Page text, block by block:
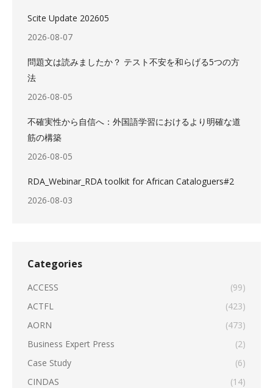
Scite Update 202605
2026-08-07
問題文は読みましたか？ テスト不安を和らげる5つの方
法
2026-08-05
不確実性から自信へ：外国語学習におけるより明確な道
筋の構築
2026-08-05
RDA_Webinar_RDA toolkit for African Cataloguers#2
2026-08-03
Categories
ACCESS
(99)
ACTFL
(423)
AORN
(473)
Business Expert Press
(2)
Case Study
(6)
CINDAS
(14)